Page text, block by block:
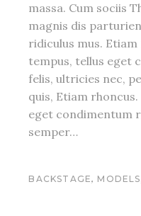
massa. Cum sociis
magnis dis
ridiculus mus.
tempus, tellus eget
felis, ultricies nec,
quis, Etiam
eget condimentum
semper…
BACKSTAGE, MODELS